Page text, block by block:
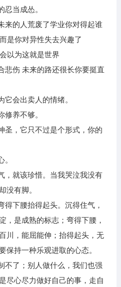
当成怂。
来的人荒废了学业你对得起谁
是你对异性失去兴趣了
以为这就是世界
悲伤 未来的路还很长你要挺直
会出卖人的情绪。
养不够。
圣，它只不过是个形式，你的
，就该珍惜。当我哭泣我没有
有脚。
下腰抬得起头。沉得住气，
，是成熟的标志；弯得下腰，
川，能屈能伸；抬得起头，无
持一种乐观进取的心态。
不了；别人做什么，我们也强
尽心尽力做好自己的事，走自